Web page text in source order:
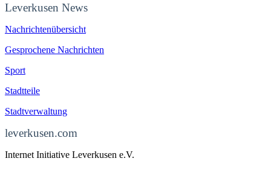
Leverkusen News
Nachrichtenübersicht
Gesprochene Nachrichten
Sport
Stadtteile
Stadtverwaltung
leverkusen.com
Internet Initiative Leverkusen e.V.